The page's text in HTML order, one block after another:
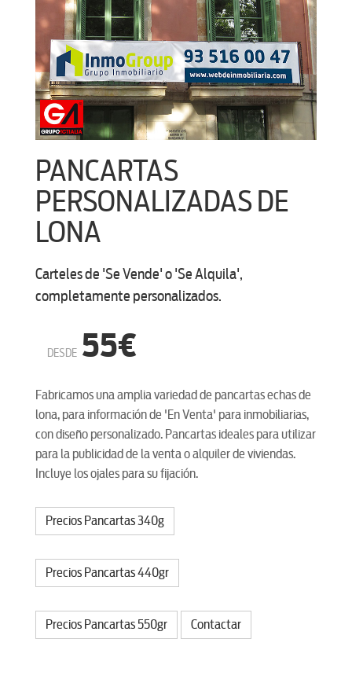
PANCARTAS
PERSONALIZADAS DE
LONA
Carteles de 'Se Vende' o 'Se Alquila',
completamente personalizados.
DESDE 55€
Fabricamos una amplia variedad de pancartas echas de
lona, para información de 'En Venta' para inmobiliarias,
con diseño personalizado. Pancartas ideales para utilizar
para la publicidad de la venta o alquiler de viviendas.
Incluye los ojales para su fijación.
Precios Pancartas 340g
Precios Pancartas 440gr
Precios Pancartas 550gr Contactar